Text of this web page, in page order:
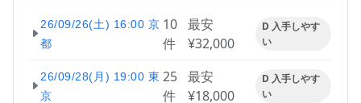
26/09/26(土) 16:00 京
都
10
件
最安
¥32,000
D 入手しやす
い
26/09/28(月) 19:00 東
京
25
件
最安
¥18,000
D 入手しやす
い